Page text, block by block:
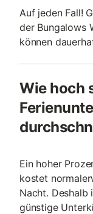
Auf jeden Fall!
der Bungalows
können
Wie hoch
Ein hoher
kostet
Nacht. Deshalb
günstige